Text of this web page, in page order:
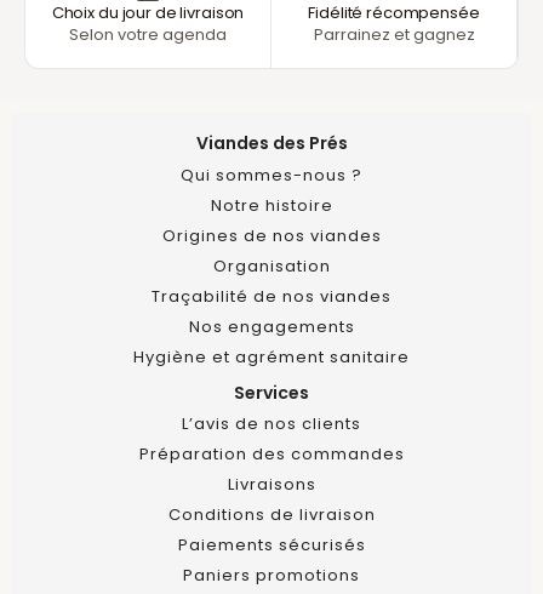
Choix du jour de livraison
Selon votre agenda
Fidélité récompensée
Parrainez et gagnez
Viandes des Prés
Qui sommes-nous ?
Notre histoire
Origines de nos viandes
Organisation
Traçabilité de nos viandes
Nos engagements
Hygiène et agrément sanitaire
Services
L’avis de nos clients
Préparation des commandes
Livraisons
Conditions de livraison
Paiements sécurisés
Paniers promotions